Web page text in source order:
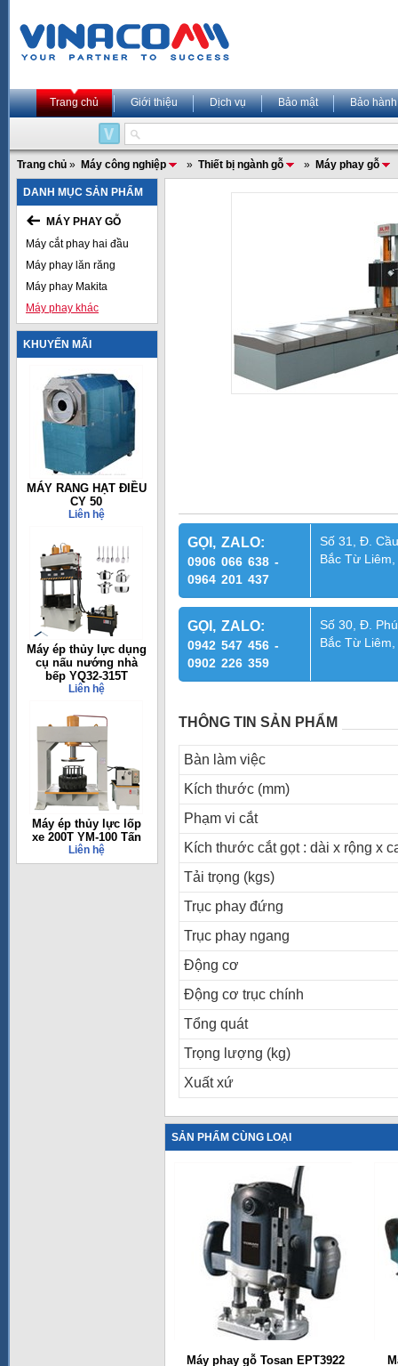
Trang chủ Giới thiệu Dịch vụ Bảo mật Bảo hành
Trang chủ » Máy công nghiệp » Thiết bị ngành gỗ » Máy phay gỗ
DANH MỤC SẢN PHẨM
MÁY PHAY GỖ
Máy cắt phay hai đầu
Máy phay lăn răng
Máy phay Makita
Máy phay khác
KHUYẾN MÃI
MÁY RANG HẠT ĐIỀU
CY 50
Liên hệ
Máy ép thủy lực dụng
cụ nấu nướng nhà
bếp YQ32-315T
Liên hệ
Máy ép thủy lực lốp
xe 200T YM-100 Tấn
Liên hệ
GỌI, ZALO:
0906 066 638 -
0964 201 437
Số 31, Đ.
Bắc Từ
GỌI, ZALO:
0942 547 456 -
0902 226 359
Số 30, Đ.
Bắc Từ
THÔNG TIN SẢN PHẨM
Bàn làm việc
Kích thước (mm)
Phạm vi cắt
Kích thước cắt gọt : dài x rộng x
Tải trọng (kgs)
Trục phay đứng
Trục phay ngang
Động cơ
Động cơ trục chính
Tổng quát
Trọng lượng (kg)
Xuất xứ
SẢN PHẨM CÙNG LOẠI
Máy phay gỗ Tosan EPT3922